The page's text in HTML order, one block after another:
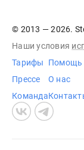
© 2013 — 2026.
Наши условия
Тарифы
Прессе
Команда
Помощь
О нас